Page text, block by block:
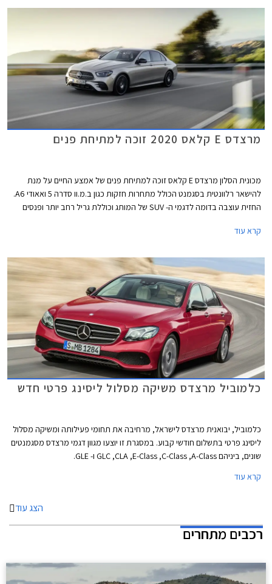
מרצדס E קלאס 2020 זוכה למתיחת פנים
מכונית הסלון מרצדס E קלאס זוכה למתיחת פנים של אמצע החיים על מנת
להישאר רלוונטית בסגמנט הכולל מתחרות חזקות כגון ב.מ.וו סדרה 5 ואאודי A6.
החזית עוצבה בדומה לדגמי ה- SUV של המותג וכוללת גריל רחב יותר ופנסים
כמו כן, הפגושים עוצבו מחדש וחישוקים בעיצובים שונים משלימים את העיצוב
קרא עוד
כלמוביל מרצדס משיקה מסלול ליסינג פרטי חדש
כלמוביל, יבואנית מרצדס לישראל, מרחיבה את תחומי פעילותה ומשיקה מסלול
ליסינג פרטי בתשלום חודשי קבוע. במסגרת זו יוצעו מגוון דגמי מרצדס מסגמנטים
שונים, ביניהם GLC ,CLA ,E-Class ,C-Class ,A-Class ו- GLE.
קרא עוד
הצג עוד
רכבים מתחרים